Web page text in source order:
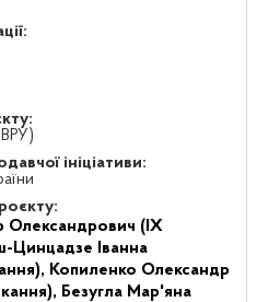
ВРУ)
ініціативи:
Олександрович (IX
Цинцадзе Іванна
Копиленко Олександр
Безугла Мар'яна